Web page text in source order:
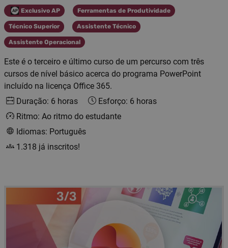
Categoria
Exclusivo AP Categoria
Ferramentas de Produtividade
Categoria
Técnico Superior Categoria
Assistente Técnico
Categoria
Assistente Operacional
Este é o terceiro e último curso de um percurso com três
cursos de nível básico acerca do programa PowerPoint
incluído na licença Office 365.
Duração: 6 horas
Esforço: 6 horas
Ritmo: Ao ritmo do estudante
Idiomas: Português
1.318 já inscritos!